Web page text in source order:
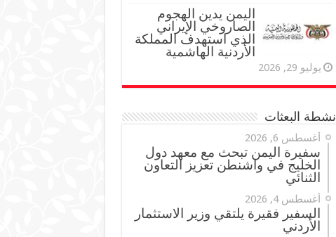
اليمن يدين الهجوم
الصاروخي الإيراني
الذي استهدف المملكة
الأردنية الهاشمية
يوليو 29, 2026
أنشطة البعثات
أغسطس 6, 2026
سفيرة اليمن تبحث مع معهد دول
الخليج في واشنطن تعزيز التعاون
الثنائي
أغسطس 4, 2026
السفير فقيرة يلتقي وزير الاستثمار
الأردني